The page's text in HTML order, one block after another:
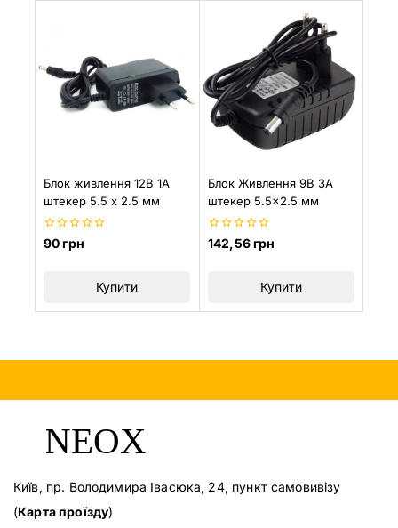
Блок живлення 12В 1А
штекер 5.5 х 2.5 мм
0
90грн
Купити
Блок Живлення 9В 3А
штекер 5.5×2.5 мм
0
142,56грн
Купити
Київ, пр. Володимира Івасюка, 24, пункт самовивізу
(Карта проїзду)